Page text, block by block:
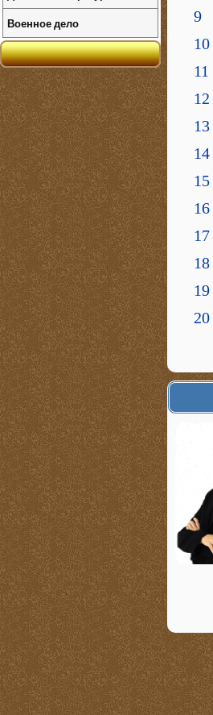
9
10
11
12
13
14
15
16
17
18
19
20
Военное дело